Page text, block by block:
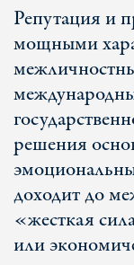
Репутация и
мощными
решения
доходит до
«жесткая
или